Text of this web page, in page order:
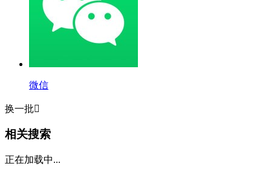
微信
换一批
相关搜索
正在加载中...